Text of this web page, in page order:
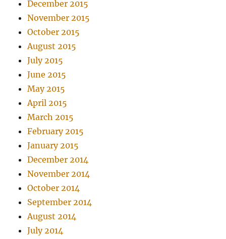
December 2015
November 2015
October 2015
August 2015
July 2015
June 2015
May 2015
April 2015
March 2015
February 2015
January 2015
December 2014
November 2014
October 2014
September 2014
August 2014
July 2014